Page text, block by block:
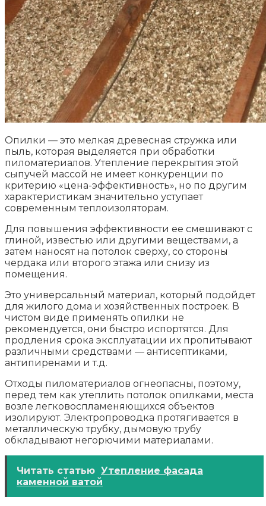
Опилки — это мелкая древесная стружка или
пыль, которая выделяется при обработки
пиломатериалов. Утепление перекрытия этой
сыпучей массой не имеет конкуренции по
критерию «цена-эффективность», но по другим
характеристикам значительно уступает
современным теплоизоляторам.
Для повышения эффективности ее смешивают с
глиной, известью или другими веществами, а
затем наносят на потолок сверху, со стороны
чердака или второго этажа или снизу из
помещения.
Это универсальный материал, который подойдет
для жилого дома и хозяйственных построек. В
чистом виде применять опилки не
рекомендуется, они быстро испортятся. Для
продления срока эксплуатации их пропитывают
различными средствами — антисептиками,
антипиренами и т.д.
Отходы пиломатериалов огнеопасны, поэтому,
перед тем как утеплить потолок опилками, места
возле легковоспламеняющихся объектов
изолируют. Электропроводка протягивается в
металлическую трубку, дымовую трубу
обкладывают негорючими материалами.
Читать статью Утепление фасада
каменной ватой